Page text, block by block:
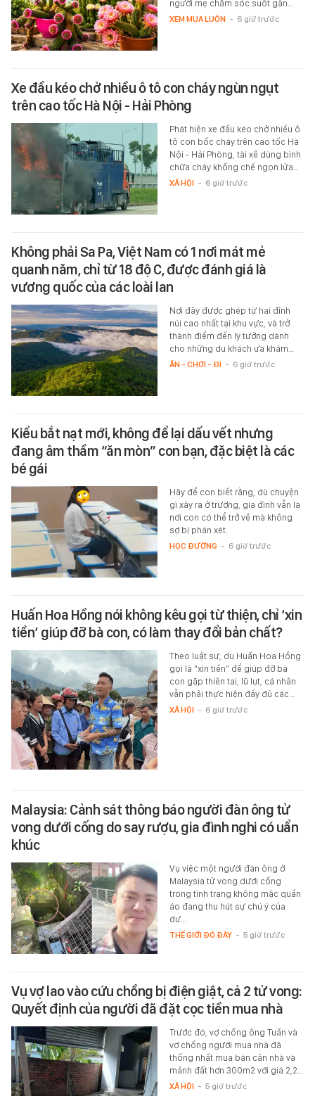
người mẹ chăm sóc suốt gần…
XEM MUA LUÔN - 6 giờ trước
Xe đầu kéo chở nhiều ô tô con cháy ngùn ngụt
trên cao tốc Hà Nội - Hải Phòng
Phát hiện xe đầu kéo chở nhiều ô
tô con bốc cháy trên cao tốc Hà
Nội - Hải Phòng, tài xế dùng bình
chữa cháy khống chế ngọn lửa…
XÃ HỘI - 6 giờ trước
Không phải Sa Pa, Việt Nam có 1 nơi mát mẻ
quanh năm, chỉ từ 18 độ C, được đánh giá là
vương quốc của các loài lan
Nơi đây được ghép từ hai đỉnh
núi cao nhất tại khu vực, và trở
thành điểm đến lý tưởng dành
cho những du khách ưa khám…
ĂN - CHƠI - ĐI - 6 giờ trước
Kiểu bắt nạt mới, không để lại dấu vết nhưng
đang âm thầm “ăn mòn” con bạn, đặc biệt là các
bé gái
Hãy để con biết rằng, dù chuyện
gì xảy ra ở trường, gia đình vẫn là
nơi con có thể trở về mà không
sợ bị phán xét.
HỌC ĐƯỜNG - 6 giờ trước
Huấn Hoa Hồng nói không kêu gọi từ thiện, chỉ ‘xin
tiền’ giúp đỡ bà con, có làm thay đổi bản chất?
Theo luật sư, dù Huấn Hoa Hồng
gọi là “xin tiền” để giúp đỡ bà
con gặp thiên tai, lũ lụt, cá nhân
vẫn phải thực hiện đầy đủ các…
XÃ HỘI - 6 giờ trước
Malaysia: Cảnh sát thông báo người đàn ông tử
vong dưới cống do say rượu, gia đình nghi có uẩn
khúc
Vụ việc một người đàn ông ở
Malaysia tử vong dưới cống
trong tình trạng không mặc quần
áo đang thu hút sự chú ý của
dư…
THẾ GIỚI ĐÓ ĐÂY - 5 giờ trước
Vụ vợ lao vào cứu chồng bị điện giật, cả 2 tử vong:
Quyết định của người đã đặt cọc tiền mua nhà
Trước đó, vợ chồng ông Tuấn và
vợ chồng người mua nhà đã
thống nhất mua bán căn nhà và
mảnh đất hơn 300m2 với giá 2,2…
XÃ HỘI - 5 giờ trước